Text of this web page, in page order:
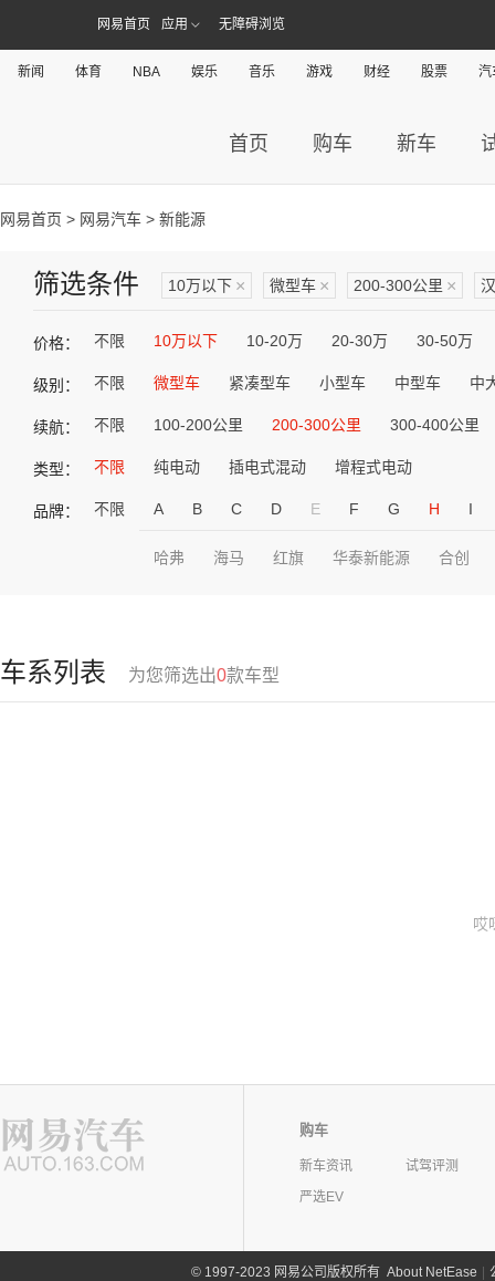
网易首页 应用 无障碍浏览
新闻 体育 NBA 娱乐 音乐 游戏 财经 股票 汽
首页 购车 新车
网易首页 > 网易汽车 > 新能源
筛选条件 10万以下 × 微型车 × 200-300公里 ×
价格： 不限 10万以下 10-20万 20-30万 30-50万
级别： 不限 微型车 紧凑型车 小型车 中型车 中
续航： 不限 100-200公里 200-300公里 300-400公里
类型： 不限 纯电动 插电式混动 增程式电动
品牌： 不限 A B C D E F G H I
哈弗 海马 红旗 华泰新能源 合创
车系列表 为您筛选出0款车型
哎
购车
新车资讯
试驾评测
严选EV
©1997-2023 网易公司版权所有 About NetEase